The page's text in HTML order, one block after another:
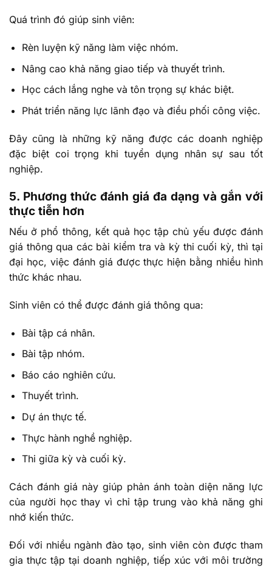
Quá trình đó giúp sinh viên:
Rèn luyện kỹ năng làm việc nhóm.
Nâng cao khả năng giao tiếp và thuyết trình.
Học cách lắng nghe và tôn trọng sự khác biệt.
Phát triển năng lực lãnh đạo và điều phối công việc.
Đây cũng là những kỹ năng được các doanh nghiệp
đặc biệt coi trọng khi tuyển dụng nhân sự sau tốt
nghiệp.
5. Phương thức đánh giá đa dạng và gắn với
thực tiễn hơn
Nếu ở phổ thông, kết quả học tập chủ yếu được đánh
giá thông qua các bài kiểm tra và kỳ thi cuối kỳ, thì tại
đại học, việc đánh giá được thực hiện bằng nhiều hình
thức khác nhau.
Sinh viên có thể được đánh giá thông qua:
Bài tập cá nhân.
Bài tập nhóm.
Báo cáo nghiên cứu.
Thuyết trình.
Dự án thực tế.
Thực hành nghề nghiệp.
Thi giữa kỳ và cuối kỳ.
Cách đánh giá này giúp phản ánh toàn diện năng lực
của người học thay vì chỉ tập trung vào khả năng ghi
nhớ kiến thức.
Đối với nhiều ngành đào tạo, sinh viên còn được tham
gia thực tập tại doanh nghiệp, tiếp xúc với môi trường